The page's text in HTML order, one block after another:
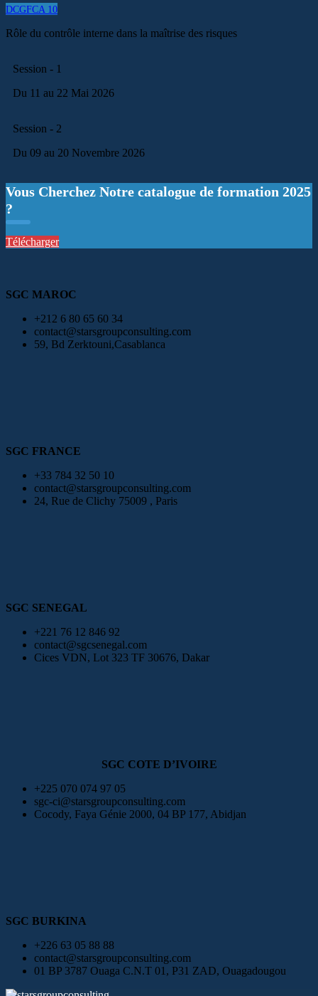
DCGFCA 10
Rôle du contrôle interne dans la maîtrise des risques
Session - 1
Du 11 au 22 Mai 2026
Session - 2
Du 09 au 20 Novembre 2026
Vous Cherchez Notre catalogue de formation 2025
?
Télécharger
SGC MAROC
+212 6 80 65 60 34
contact@starsgroupconsulting.com
59, Bd Zerktouni,Casablanca
SGC FRANCE
+33 784 32 50 10
contact@starsgroupconsulting.com
24, Rue de Clichy 75009 , Paris
SGC SENEGAL
+221 76 12 846 92
contact@sgcsenegal.com
Cices VDN, Lot 323 TF 30676, Dakar
SGC COTE D’IVOIRE
+225 070 074 97 05
sgc-ci@starsgroupconsulting.com
Cocody, Faya Génie 2000, 04 BP 177, Abidjan
SGC BURKINA
+226 63 05 88 88
contact@starsgroupconsulting.com
01 BP 3787 Ouaga C.N.T 01, P31 ZAD, Ouagadougou